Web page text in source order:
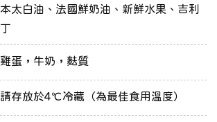
本太白油、法國鮮奶油、新鮮水果、吉利
丁
雞蛋，牛奶，麩質
請存放於4℃冷藏（為最佳食用溫度）